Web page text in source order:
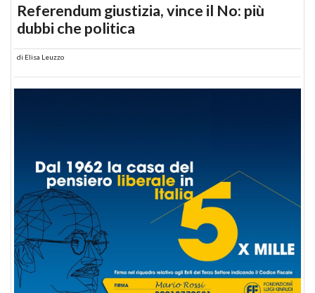
Referendum giustizia, vince il No: più
dubbi che politica
di Elisa Leuzzo